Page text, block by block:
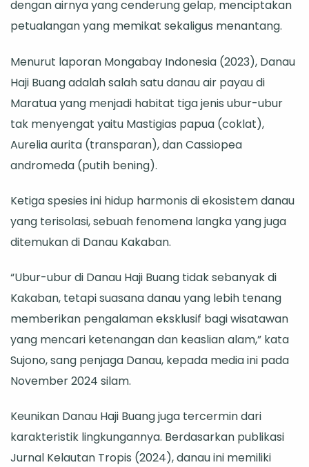
dengan airnya yang cenderung gelap, menciptakan
petualangan yang memikat sekaligus menantang.
Menurut laporan Mongabay Indonesia (2023), Danau
Haji Buang adalah salah satu danau air payau di
Maratua yang menjadi habitat tiga jenis ubur-ubur
tak menyengat yaitu Mastigias papua (coklat),
Aurelia aurita (transparan), dan Cassiopea
andromeda (putih bening).
Ketiga spesies ini hidup harmonis di ekosistem danau
yang terisolasi, sebuah fenomena langka yang juga
ditemukan di Danau Kakaban.
“Ubur-ubur di Danau Haji Buang tidak sebanyak di
Kakaban, tetapi suasana danau yang lebih tenang
memberikan pengalaman eksklusif bagi wisatawan
yang mencari ketenangan dan keaslian alam,” kata
Sujono, sang penjaga Danau, kepada media ini pada
November 2024 silam.
Keunikan Danau Haji Buang juga tercermin dari
karakteristik lingkungannya. Berdasarkan publikasi
Jurnal Kelautan Tropis (2024), danau ini memiliki